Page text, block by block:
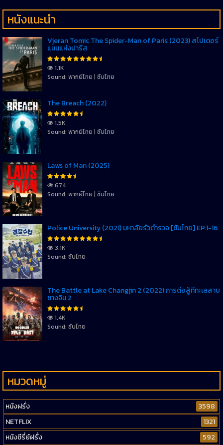
หนังแนะนำ
Vjeran Tomic The Spider-Man of Paris (2023) สไปเดอร์
แมนแห่งปารีส
1.1K
Sound: พากย์ไทย | ซับไทย
The Breach (2022)
1.5K
Sound: พากย์ไทย | ซับไทย
Laws of Man (2025)
674
Sound: พากย์ไทย | ซับไทย
Police University (2021) มหาลัยรั้วตำรวจ [ซับไทย] EP.1-16
3.1K
Sound: ซับไทย
The Battle at Lake Changjin 2 (2022) การต่อสู้ที่ทะเลสาบ
ชางจิน 2
1.4K
Sound: ซับไทย
หมวดหมู่
หนังฝรั่ง
3598
NETFLIX
1321
หนังซีรี่ย์ฝรั่ง
592